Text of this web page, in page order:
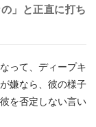
」と正直に打ち
って、ディープキ
嫌なら、彼の様子
を否定しない言い